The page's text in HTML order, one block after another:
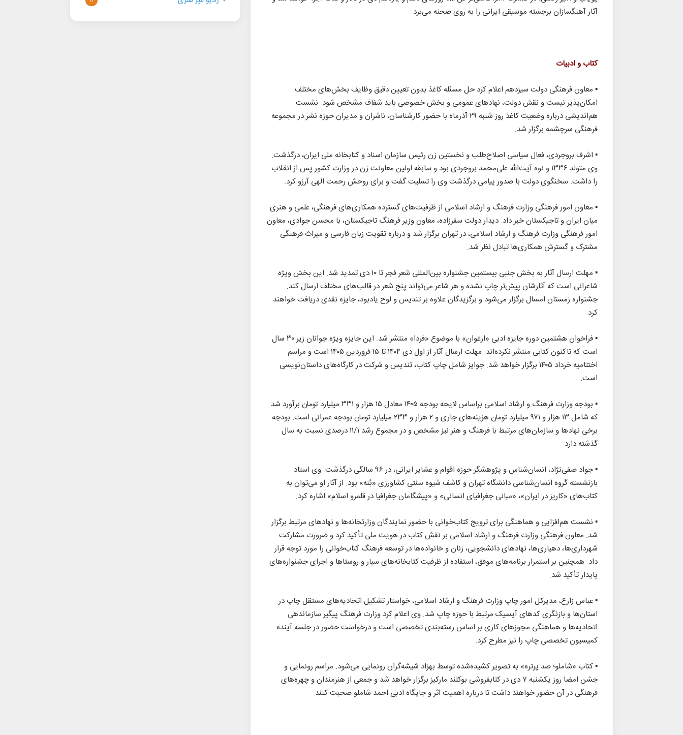
آثار آهنگسازان برجسته موسیقی ایرانی را به روی صحنه می‌برد.
کتاب و ادبیات
▪︎ معاون فرهنگی دولت سیزدهم اعلام کرد حل مسئله کاغذ بدون تعیین دقیق وظایف بخش‌های مختلف
امکان‌پذیر نیست و نقش دولت، نهادهای عمومی و بخش خصوصی باید شفاف مشخص شود. نشست
هم‌اندیشی درباره وضعیت کاغذ روز شنبه ۲۹ آذرماه با حضور کارشناسان، ناشران و مدیران حوزه نشر در مجموعه
فرهنگی سرچشمه برگزار شد.
▪︎ اشرف بروجردی، فعال سیاسی اصلاح‌طلب و نخستین زن رئیس سازمان اسناد و کتابخانه ملی ایران، درگذشت.
وی متولد ۱۳۳۶ و نوه آیت‌الله علی‌محمد بروجردی بود و سابقه اولین معاونت زن در وزارت کشور پس از انقلاب
را داشت. سخنگوی دولت با صدور پیامی درگذشت وی را تسلیت گفت و برای روحش رحمت الهی آرزو کرد.
▪︎ معاون امور فرهنگی وزارت فرهنگ و ارشاد اسلامی از ظرفیت‌های گسترده همکاری‌های فرهنگی، علمی و هنری
میان ایران و تاجیکستان خبر داد. دیدار دولت سفرزاده، معاون وزیر فرهنگ تاجیکستان، با محسن جوادی، معاون
امور فرهنگی وزارت فرهنگ و ارشاد اسلامی، در تهران برگزار شد و درباره تقویت زبان فارسی و میراث فرهنگی
مشترک و گسترش همکاری‌ها تبادل نظر شد.
▪︎ مهلت ارسال آثار به بخش جنبی بیستمین جشنواره بین‌المللی شعر فجر تا ۱۰ دی تمدید شد. این بخش ویژه
شاعرانی است که آثارشان پیش‌تر چاپ نشده و هر شاعر می‌تواند پنج شعر در قالب‌های مختلف ارسال کند.
جشنواره زمستان امسال برگزار می‌شود و برگزیدگان علاوه بر تندیس و لوح یادبود، جایزه نقدی دریافت خواهند
کرد.
▪︎ فراخوان هشتمین دوره جایزه ادبی «ارغوان» با موضوع «فردا» منتشر شد. این جایزه ویژه جوانان زیر ۳۰ سال
است که تاکنون کتابی منتشر نکرده‌اند. مهلت ارسال آثار از اول دی ۱۴۰۴ تا ۱۵ فروردین ۱۴۰۵ است و مراسم
اختتامیه خرداد ۱۴۰۵ برگزار خواهد شد. جوایز شامل چاپ کتاب، تندیس و شرکت در کارگاه‌های داستان‌نویسی
است.
▪︎ بودجه وزارت فرهنگ و ارشاد اسلامی براساس لایحه بودجه ۱۴۰۵ معادل ۱۵ هزار و ۳۳۱ میلیارد تومان برآورد شد
که شامل ۱۳ هزار و ۹۷۱ میلیارد تومان هزینه‌های جاری و ۲ هزار و ۲۳۳ میلیارد تومان بودجه عمرانی است. بودجه
برخی نهادها و سازمان‌های مرتبط با فرهنگ و هنر نیز مشخص و در مجموع رشد ۱۱/۱ درصدی نسبت به سال
گذشته دارد.
▪︎ جواد صفی‌نژاد، انسان‌شناس و پژوهشگر حوزه اقوام و عشایر ایرانی، در ۹۶ سالگی درگذشت. وی استاد
بازنشسته گروه انسان‌شناسی دانشگاه تهران و کاشف شیوه سنتی کشاورزی «بُنه» بود. از آثار او می‌توان به
کتاب‌های «کاریز در ایران»، «مبانی جغرافیای انسانی» و «پیشگامان جغرافیا در قلمرو اسلام» اشاره کرد.
▪︎ نشست هم‌افزایی و هماهنگی برای ترویج کتاب‌خوانی با حضور نمایندگان وزارتخانه‌ها و نهادهای مرتبط برگزار
شد. معاون فرهنگی وزارت فرهنگ و ارشاد اسلامی بر نقش کتاب در هویت ملی تأکید کرد و ضرورت مشارکت
شهرداری‌ها، دهیاری‌ها، نهادهای دانشجویی، زنان و خانواده‌ها در توسعه فرهنگ کتاب‌خوانی را مورد توجه قرار
داد. همچنین بر استمرار برنامه‌های موفق، استفاده از ظرفیت کتابخانه‌های سیار و روستاها و اجرای جشنواره‌های
پایدار تأکید شد.
▪︎ عباس زارع، مدیرکل امور چاپ وزارت فرهنگ و ارشاد اسلامی، خواستار تشکیل اتحادیه‌های مستقل چاپ در
استان‌ها و بازنگری کدهای آیسیک مرتبط با حوزه چاپ شد. وی اعلام کرد وزارت فرهنگ پیگیر سازماندهی
اتحادیه‌ها و هماهنگی مجوزهای کاری بر اساس رسته‌بندی تخصصی است و درخواست حضور در جلسه آینده
کمیسیون تخصصی چاپ را نیز مطرح کرد.
▪︎ کتاب «شاملو؛ صد پرتره» به تصویر کشیده‌شده توسط بهزاد شیشه‌گران رونمایی می‌شود. مراسم رونمایی و
جشن امضا روز یکشنبه ۷ دی در کتابفروشی بوکلند مارکیز برگزار خواهد شد و جمعی از هنرمندان و چهره‌های
فرهنگی در آن حضور خواهند داشت تا درباره اهمیت اثر و جایگاه ادبی احمد شاملو صحبت کنند.